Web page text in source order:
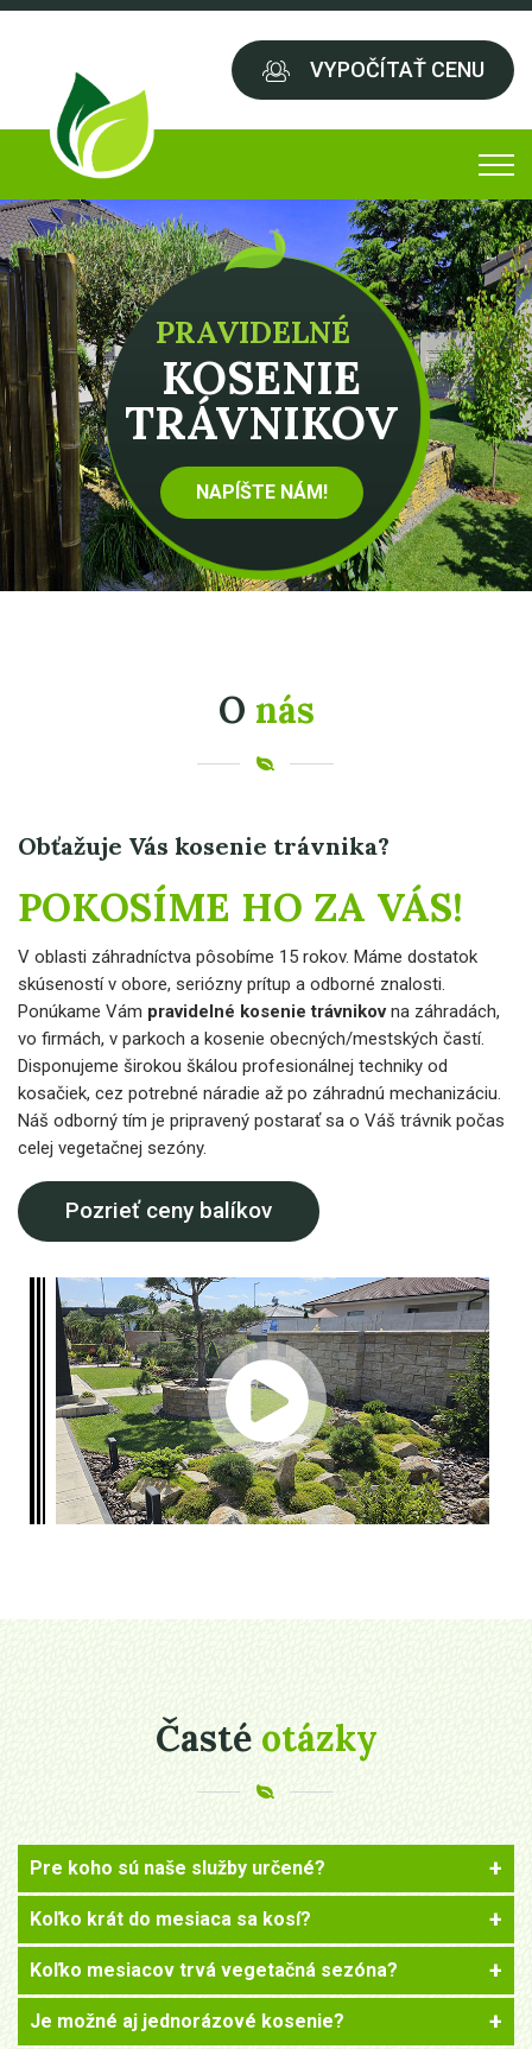
VYPOČÍTAŤ CENU
PRAVIDELNÉ
KOSENIE
TRÁVNIKOV
NAPÍŠTE NÁM!
O nás
Obťažuje Vás kosenie trávnika?
POKOSÍME HO ZA VÁS!
V oblasti záhradníctva pôsobíme 15 rokov. Máme dostatok
skúseností v obore, seriózny prítup a odborné znalosti.
Ponúkame Vám pravidelné kosenie trávnikovna záhradách,
vo firmách, v parkoch a kosenie obecných/mestských častí.
Disponujeme širokou škálou profesionálnej techniky od
kosačiek, cez potrebné náradie až po záhradnú mechanizáciu.
Náš odborný tím je pripravený postarať sa o Váš trávnik počas
celej vegetačnej sezóny.
Pozrieť ceny balíkov
Častéotázky
Pre koho sú naše služby určené?
Koľko krát do mesiaca sa kosí?
Koľko mesiacov trvá vegetačná sezóna?
Je možné aj jednorázové kosenie?